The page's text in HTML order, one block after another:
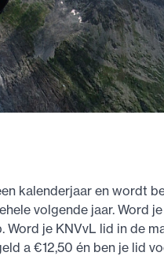
kalenderjaar en wordt
volgende jaar. Word
je KNVvL lid in de
a €12,50 én ben je lid